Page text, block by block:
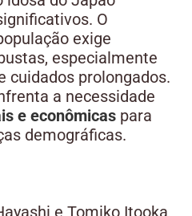
O
exige
especialmente
cuidados prolongados.
a necessidade
e econômicaspara
demográficas.
e Tomiko Itooka